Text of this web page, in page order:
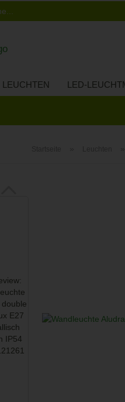
LEUCHTEN LED-